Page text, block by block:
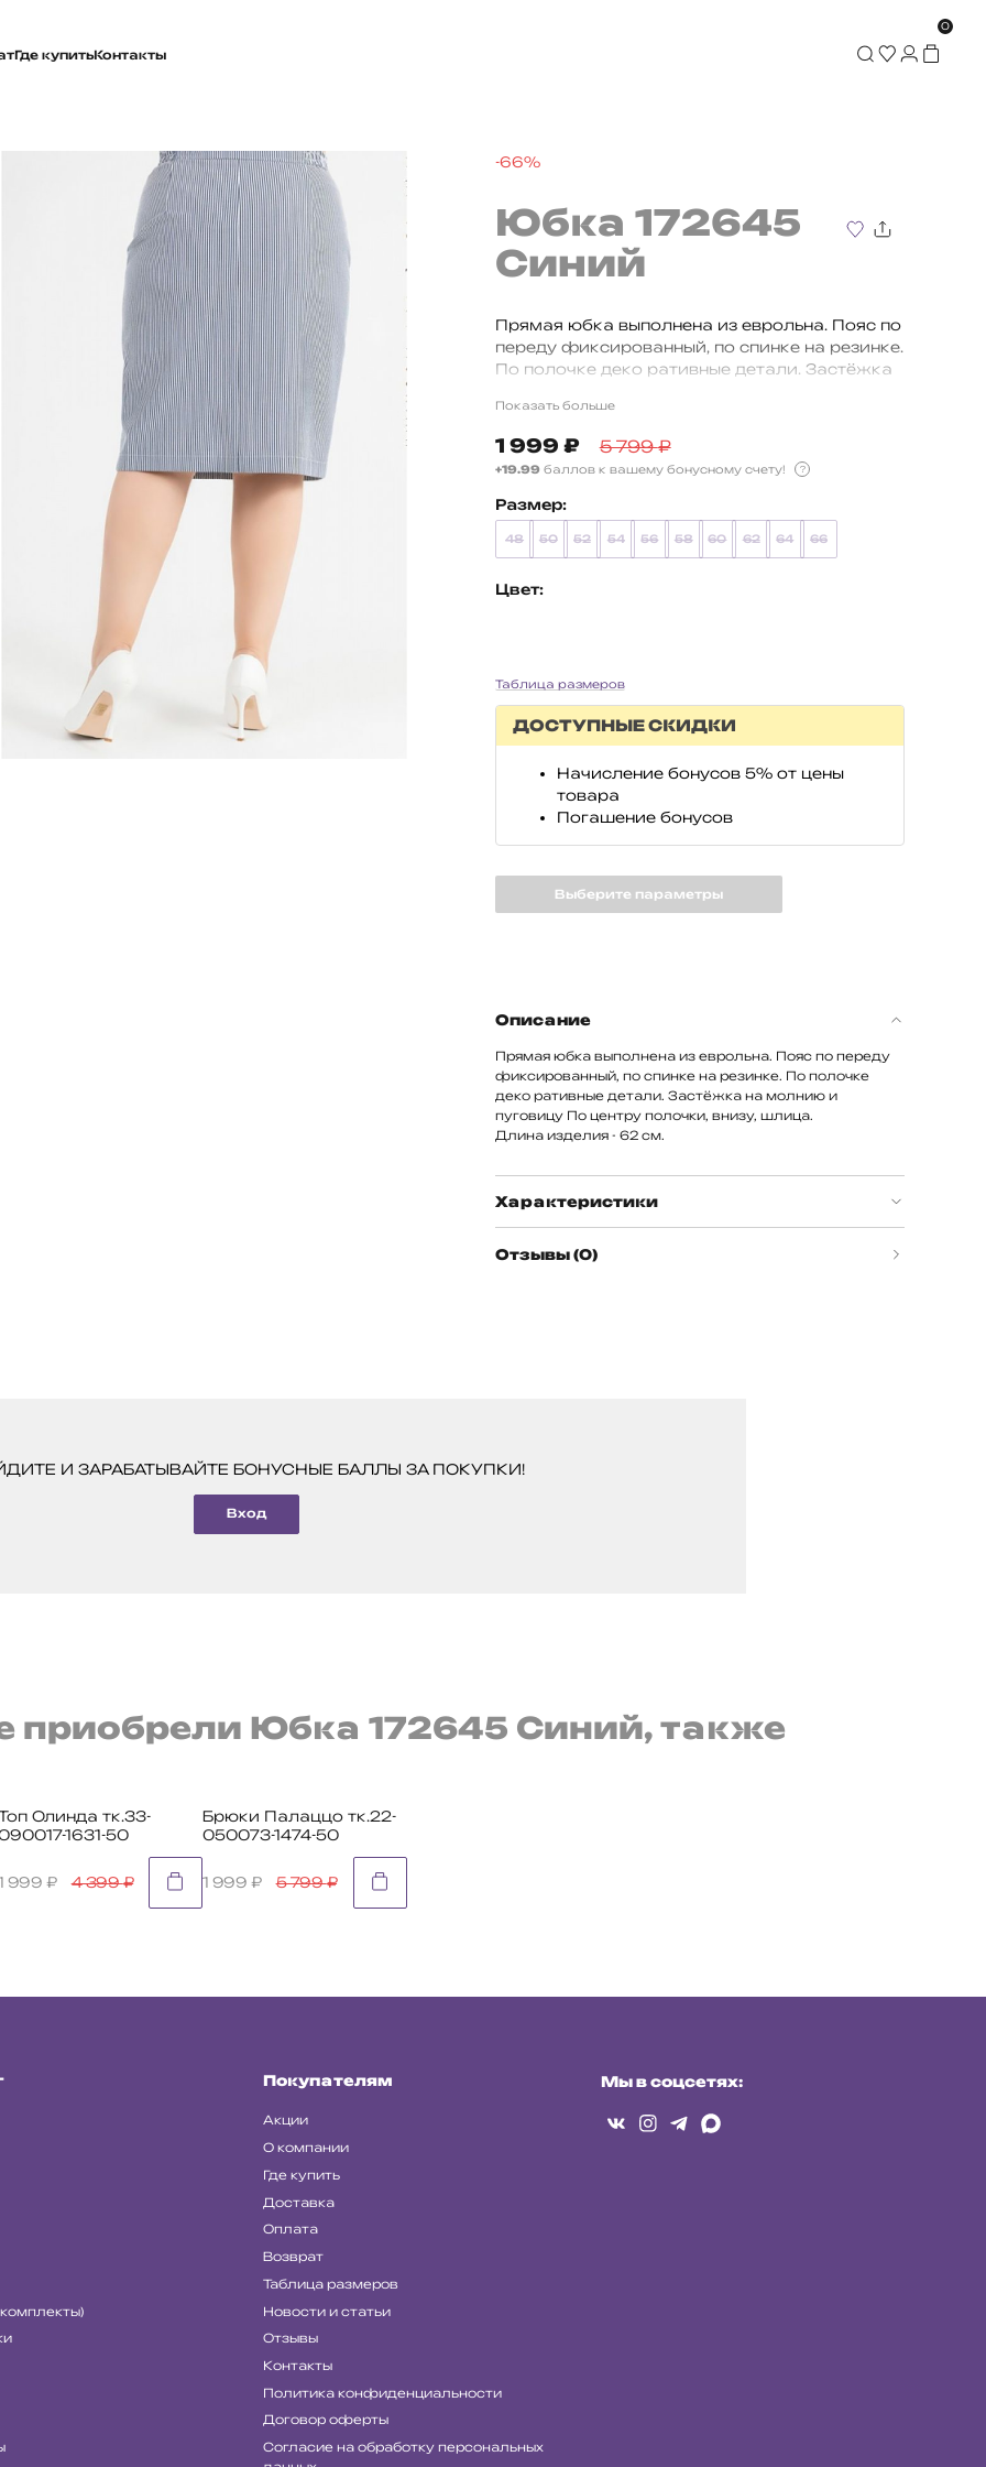
Где купитьКонтакты
0
-66%
Юбка 172645
Синий
Прямая юбка выполнена из еврольна. Пояс по
переду фиксированный, по спинке на резинке.
По полочке деко ративные детали. Застёжка
внизу, шлица. Длина изделия - 62 см.
Показать больше
1 999₽ 5 799₽
+19.99 баллов к вашему бонусному счету! ?
Размер:
48 50 52 54 56 58 60 62 64 66
Цвет:
Таблица размеров
ДОСТУПНЫЕ СКИДКИ
Начисление бонусов 5% от цены
товара
Погашение бонусов
Выберите параметры
Описание
Прямая юбка выполнена из еврольна. Пояс по переду
фиксированный, по спинке на резинке. По полочке
деко ративные детали. Застёжка на молнию и
пуговицу По центру полочки, внизу, шлица.
Длина изделия - 62 см.
Характеристики
Отзывы (0)
И ЗАРАБАТЫВАЙТЕ БОНУСНЫЕ БАЛЛЫ ЗА ПОКУПКИ!
Вход
приобрели Юбка 172645 Синий, также
Олинда тк.33-
1631-50
999 ₽ 4 399₽
Брюки Палаццо тк.22-
050073-1474-50
1 999 ₽ 5 799₽
Покупателям
Акции
О компании
Где купить
Доставка
Оплата
Возврат
Таблица размеров
Новости и статьи
Отзывы
Контакты
Политика конфиденциальности
Договор оферты
Согласие на обработку персональных
Мы в соцсетях: